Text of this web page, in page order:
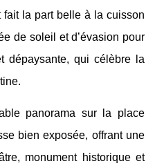
la part belle à la cuisson
de soleil et d’évasion pour
dépaysante, qui célèbre la
panorama sur la place
bien exposée, offrant une
monument historique et